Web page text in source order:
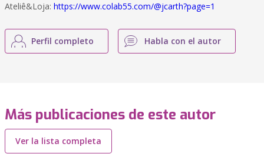
Ateliê&Loja: https://www.colab55.com/@jcarth?page=1
Perfil completo Habla con el autor
Más publicaciones de este autor
Ver la lista completa